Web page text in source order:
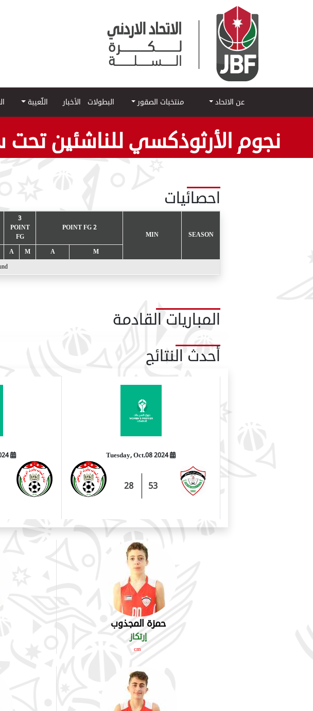
عن الاتحاد منتخبات الصقور البطولات الأخبار اللّعيبة
نجوم الأرثوذكسي للناشئين تحت
احصائيات
SEASON
MIN
2 POINT FG
3
POINT
FG
M
A
M
A
المباريات القادمة
أحدث النتائج
2024 Tuesday, Oct.08
53
28
Oct.06
حمزة المجذوب
إرتكاز
cm